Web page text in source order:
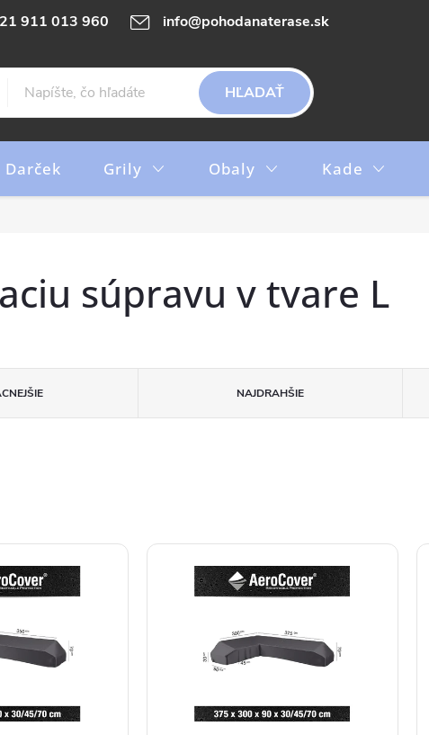
911 013 960 info@pohodanaterase.sk
HĽADAŤ
Darček Grily Obaly Kade
súpravu v tvare L
NAJDRAHŠIE